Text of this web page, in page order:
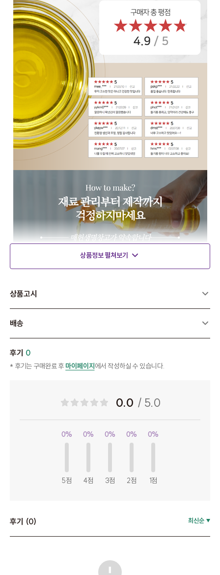
상품정보 펼쳐보기
상품고시
배송
후기 0
* 후기는 구매완료 후 마이페이지에서 작성하실 수 있습니다.
0.0 / 5.0
0%
5점
0%
4점
0%
3점
0%
2점
0%
1점
후기 (0) 최신순